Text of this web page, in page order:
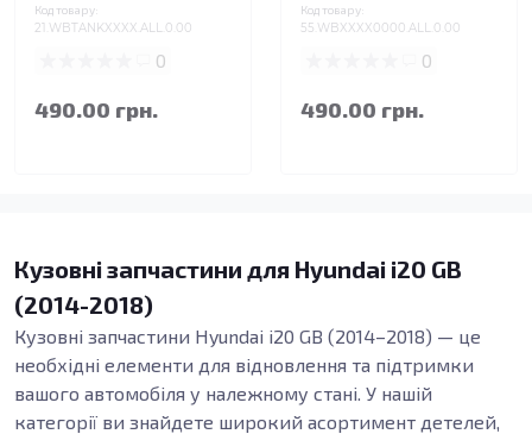
Код товару:
21.WBTANKXXXX.ALL.0.00
0
490.00 грн.
Код товару:
55.WBXXXX0000.ALL.0.00
0
490.00 грн.
Кузовні запчастини для Hyundai i20 GB
(2014-2018)
Кузовні запчастини Hyundai i20 GB (2014–2018) — це
необхідні елементи для відновлення та підтримки
вашого автомобіля у належному стані. У нашій
категорії ви знайдете широкий асортимент детелей,